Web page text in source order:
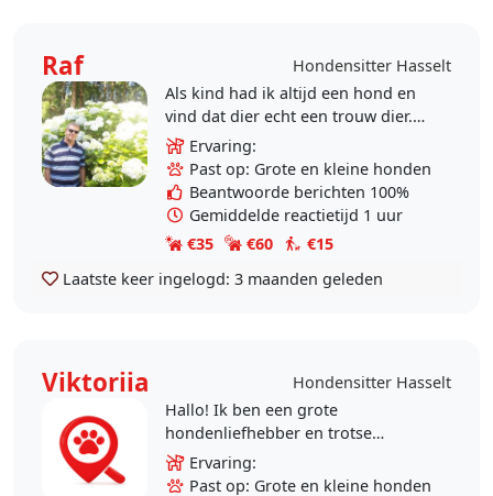
Raf
Hondensitter Hasselt
Als kind had ik altijd een hond en
vind dat dier echt een trouw dier.
Nu ik al jaren ergens woon,waar
geen dieren mogen wonen en veel
reis,wil ik dit..
Ervaring:
Past op: Grote en kleine honden
Beantwoorde berichten 100%
Gemiddelde reactietijd 1 uur
€35
€60
€15
Laatste keer ingelogd: 3 maanden geleden
Viktoriia
Hondensitter Hasselt
Hallo! Ik ben een grote
hondenliefhebber en trotse
eigenaar van twee honden. Ik zorg
elke met veel plezier voor hen en ik
Ervaring:
Past op: Grote en kleine honden